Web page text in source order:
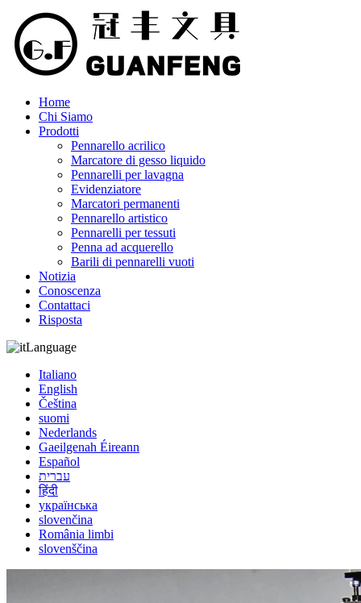
Home
Chi Siamo
Prodotti
Pennarello acrilico
Marcatore di gesso liquido
Pennarelli per lavagna
Evidenziatore
Marcatori permanenti
Pennarello artistico
Pennarelli per tessuti
Penna ad acquerello
Barili di pennarelli vuoti
Notizia
Conoscenza
Contattaci
Risposta
Language
Italiano
English
Čeština
suomi
Nederlands
Gaeilgenah Éireann
Español
עברית
हिंदी
українська
slovenčina
România limbi
slovenščina